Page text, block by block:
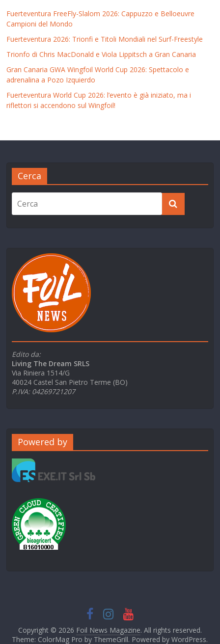
Fuerteventura FreeFly-Slalom 2026: Cappuzzo e Belloeuvre
Campioni del Mondo
Fuerteventura 2026: Trionfi e Titoli Mondiali nel Surf-Freestyle
Trionfo di Chris MacDonald e Viola Lippitsch a Gran Canaria
Gran Canaria GWA Wingfoil World Cup 2026: Spettacolo e
adrenalina a Pozo Izquierdo
Fuerteventura World Cup 2026: l’evento è già iniziato, ma i
riflettori si accendono sul Wingfoil!
Cerca
Edito da:
Living The Dream SRLS
Via Riniera 1514/G
40024 Castel San Pietro Terme (BO)
P.IVA: 04269721207
Powered by
Copyright © 2026 Foil News Magazine. All rights reserved.
Theme: ColorMag Pro by ThemeGrill. Powered byWordPress.